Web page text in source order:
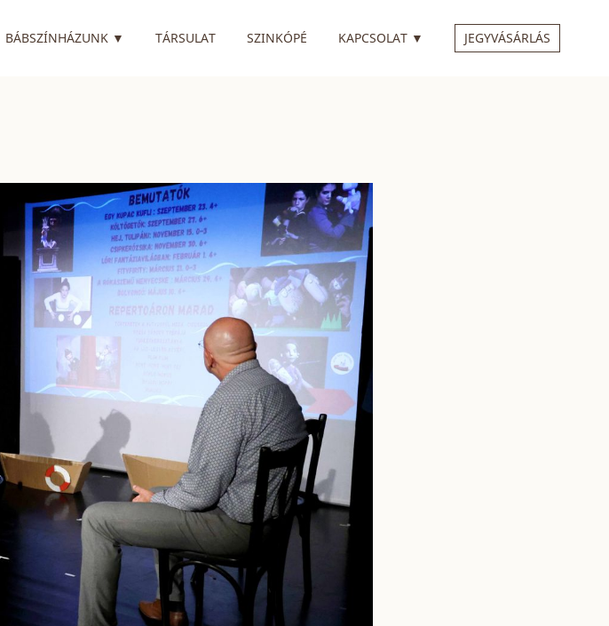
BÁBSZÍNHÁZUNK ▼ RENDELKEZIK ALMENÜVEL
TÁRSULAT SZINKÓPÉ KAPCSOLAT ▼ RENDELKEZIK ALMENÜVEL
JEGYVÁSÁRLÁS